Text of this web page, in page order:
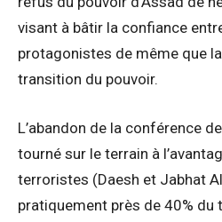
visant à bâtir la confiance
protagonistes de même que
transition du pouvoir.
L’abandon de la conférence
tourné sur le terrain à
terroristes (Daesh et Jabhat
pratiquement près de 40% du